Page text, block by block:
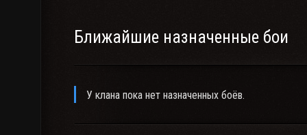
Ближайшие назначенные бои
У клана пока нет назначенных боёв.